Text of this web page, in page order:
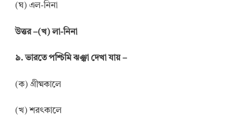
(ঘ) এল-নিনা
উত্তর–(খ) লা-নিনা
৯. ভারতে পশ্চিমি ঝঞ্ঝা দেখা যায় –
(ক) গ্রীষ্মকালে
(খ) শরৎকালে